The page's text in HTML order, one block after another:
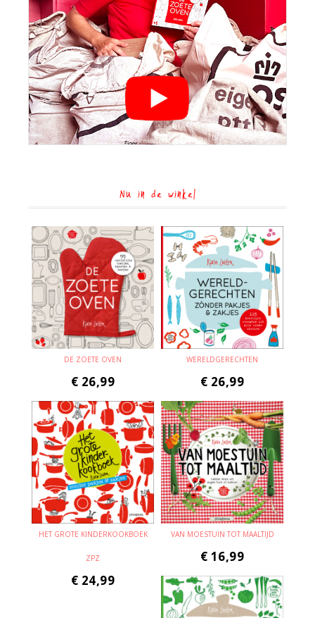
Nu in de winkel
DE ZOETE OVEN
€ 26,99
WERELDGERECHTEN
€ 26,99
HET GROTE KINDERKOOKBOEK
ZPZ
€ 24,99
VAN MOESTUIN TOT MAALTIJD
€ 16,99